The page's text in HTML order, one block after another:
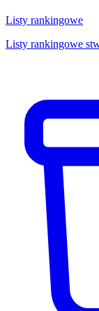
Listy rankingowe
Listy rankingowe